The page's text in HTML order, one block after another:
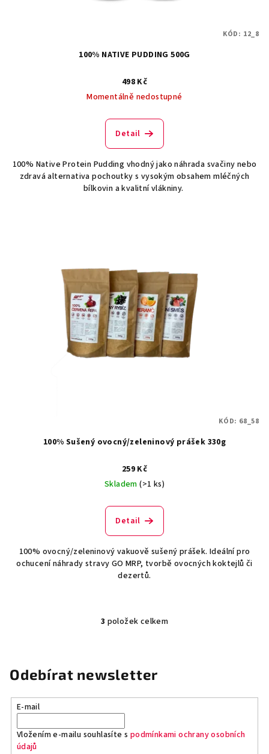
100% NATIVE PUDDING 500G
498 Kč
Momentálně nedostupné
Detail
100% Native Protein Pudding vhodný jako náhrada svačiny nebo
zdravá alternativa pochoutky s vysokým obsahem mléčných
bílkovin a kvalitní vlákniny.
KÓD: 12_8
100% Sušený ovocný/zeleninový prášek 330g
259 Kč
Skladem(>1 ks)
Detail
100% ovocný/zeleninový vakuově sušený prášek. Ideální pro
ochucení náhrady stravy GO MRP, tvorbě ovocných koktejlů či
dezertů.
KÓD: 68_58
O
á
d
a
p
3 položek celkem
Odebírat newsletter
E-mail
Vložením e-mailu souhlasíte s podmínkami ochrany osobních
údajů